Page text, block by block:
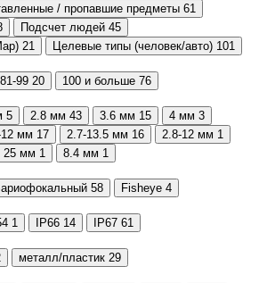
/ пропавшие предметы 61
Подсчет людей 45
21 Целевые типы (человек/авто) 101
81-99 20 100 и больше 76
5 2.8 мм 43 3.6 мм 15 4 мм 3
12 мм 17 2.7-13.5 мм 16 2.8-12 мм 1
25 мм 1 8.4 мм 1
58 Fisheye 4
1 IP66 14 IP67 61
металл/пластик 29